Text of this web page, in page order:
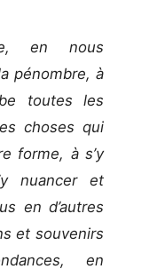
en nous
pénombre, à
toutes les
choses qui
forme, à s’y
nuancer et
en d’autres
et souvenirs
en